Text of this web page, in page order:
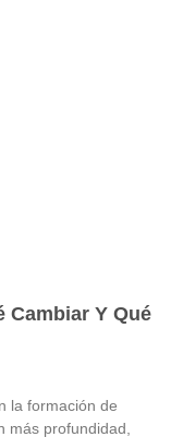
Cambiar Y Qué
la formación de
más profundidad,